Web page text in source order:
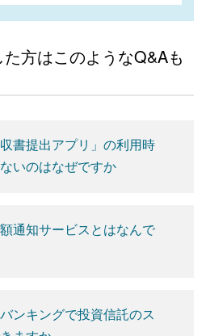
方はこのようなQ&Aも
書提出アプリ」の利用時
いのはなぜですか
通知サービスとはなんで
ンキングで投資信託のス